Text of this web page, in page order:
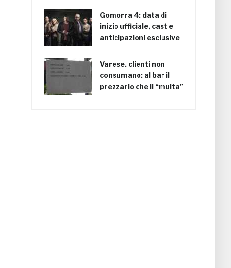
Gomorra 4: data di
inizio ufficiale, cast e
anticipazioni esclusive
Varese, clienti non
consumano: al bar il
prezzario che li “multa”